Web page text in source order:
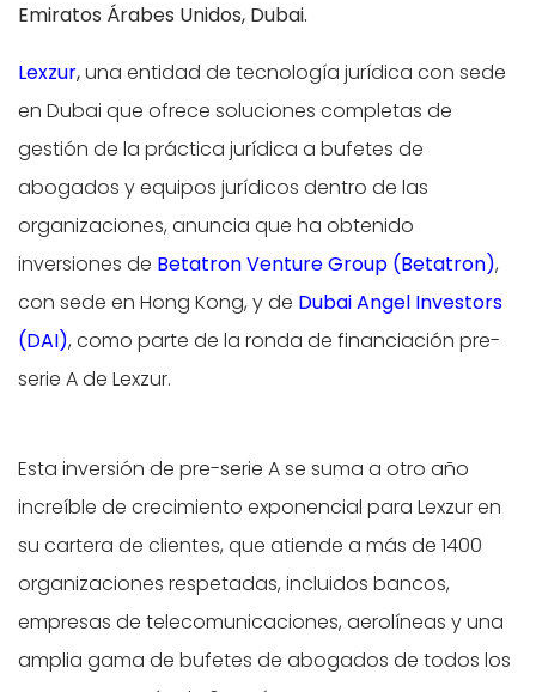
Emiratos Árabes Unidos, Dubai.
Lexzur,una entidad de tecnología jurídica con sede
en Dubai que ofrece soluciones completas de
gestión de la práctica jurídica a bufetes de
abogados y equipos jurídicos dentro de las
organizaciones, anuncia que ha obtenido
inversiones de Betatron Venture Group (Betatron),
con sede en Hong Kong, y de Dubai Angel Investors
(DAI), como parte de la ronda de financiación pre-
serie A de Lexzur.
Esta inversión de pre-serie A se suma a otro año
increíble de crecimiento exponencial para Lexzur en
su cartera de clientes, que atiende a más de 1400
organizaciones respetadas, incluidos bancos,
empresas de telecomunicaciones, aerolíneas y una
amplia gama de bufetes de abogados de todos los